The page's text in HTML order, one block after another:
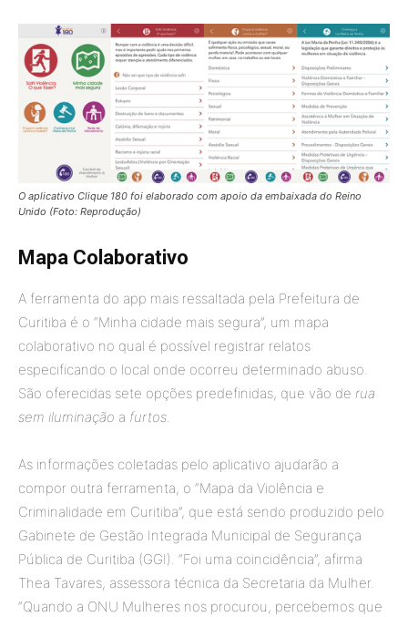
O aplicativo Clique 180 foi elaborado com apoio da embaixada do Reino
Unido (Foto: Reprodução)
Mapa Colaborativo
A ferramenta do app mais ressaltada pela Prefeitura de
Curitiba é o “Minha cidade mais segura”, um mapa
colaborativo no qual é possível registrar relatos
especificando o local onde ocorreu determinado abuso.
São oferecidas sete opções predefinidas, que vão de rua
sem iluminação a furtos.
As informações coletadas pelo aplicativo ajudarão a
compor outra ferramenta, o “Mapa da Violência e
Criminalidade em Curitiba”, que está sendo produzido pelo
Gabinete de Gestão Integrada Municipal de Segurança
Pública de Curitiba (GGI). “Foi uma coincidência”, afirma
Thea Tavares, assessora técnica da Secretaria da Mulher.
“Quando a ONU Mulheres nos procurou, percebemos que